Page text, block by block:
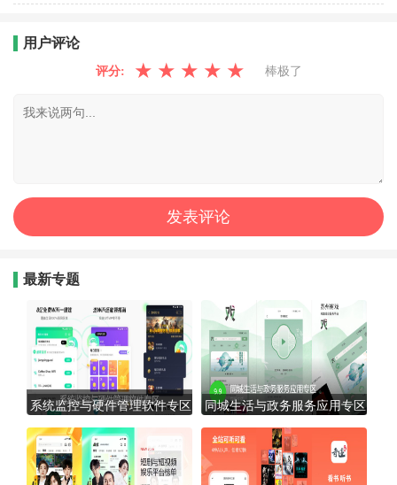
用户评论
评分: ★ ★ ★ ★ ★ 棒极了
最新专题
系统监控与硬件管理软件专区 同城生活与政务服务应用专区